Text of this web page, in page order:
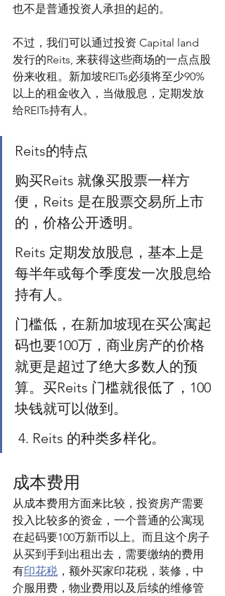
也不是普通投资人承担的起的。
不过，我们可以通过投资 Capital land
发行的Reits, 来获得这些商场的一点点股
份来收租。新加坡REITs必须将至少90%
以上的租金收入，当做股息，定期发放
给REITs持有人。
Reits的特点
购买Reits 就像买股票一样方
便，Reits 是在股票交易所上市
的，价格公开透明。
Reits 定期发放股息，基本上是
每半年或每个季度发一次股息给
持有人。
门槛低，在新加坡现在买公寓起
码也要100万，商业房产的价格
就更是超过了绝大多数人的预
算。买Reits 门槛就很低了，100
块钱就可以做到。
4. Reits 的种类多样化。
成本费用
从成本费用方面来比较，投资房产需要
投入比较多的资金，一个普通的公寓现
在起码要100万新币以上。而且这个房子
从买到手到出租出去，需要缴纳的费用
有印花税 ，额外买家印花税，装修，中
介服用费，物业费用以及后续的维修管